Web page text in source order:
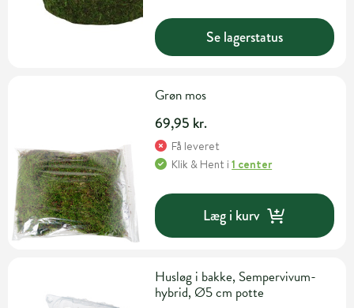
Se lagerstatus
Grøn mos
69,95 kr.
Få leveret
Klik & Hent i1 center
Læg i kurv
Husløg i bakke, Sempervivum-
hybrid, Ø5 cm potte